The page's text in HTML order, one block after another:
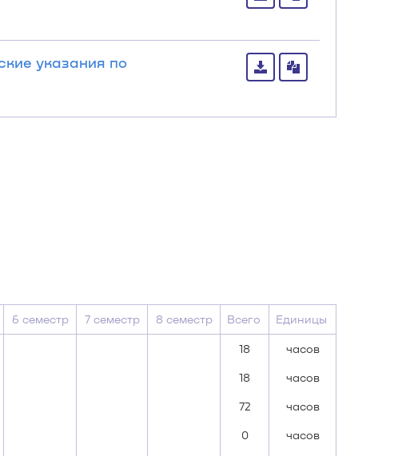
указания по
6 семестр 7 семестр 8 семестр Всего Единицы
18 часов
18 часов
72
часов
0 часов